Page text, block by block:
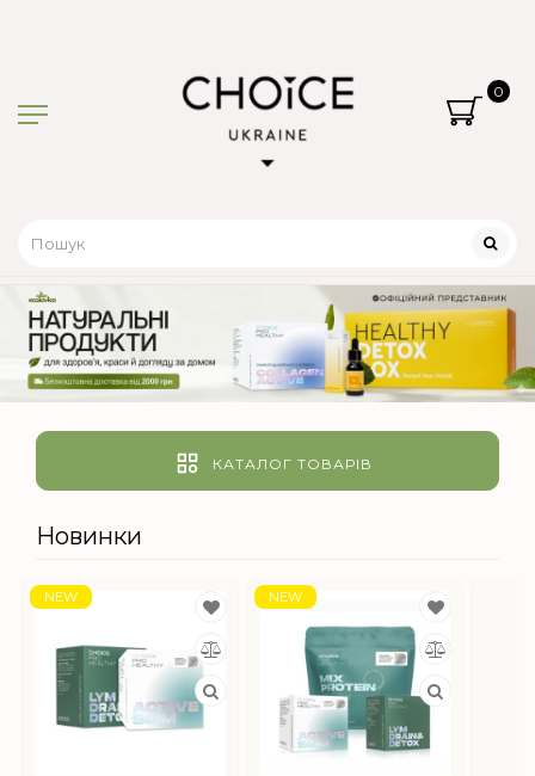
0
КАТАЛОГ ТОВАРІВ
Новинки
NEW NEW